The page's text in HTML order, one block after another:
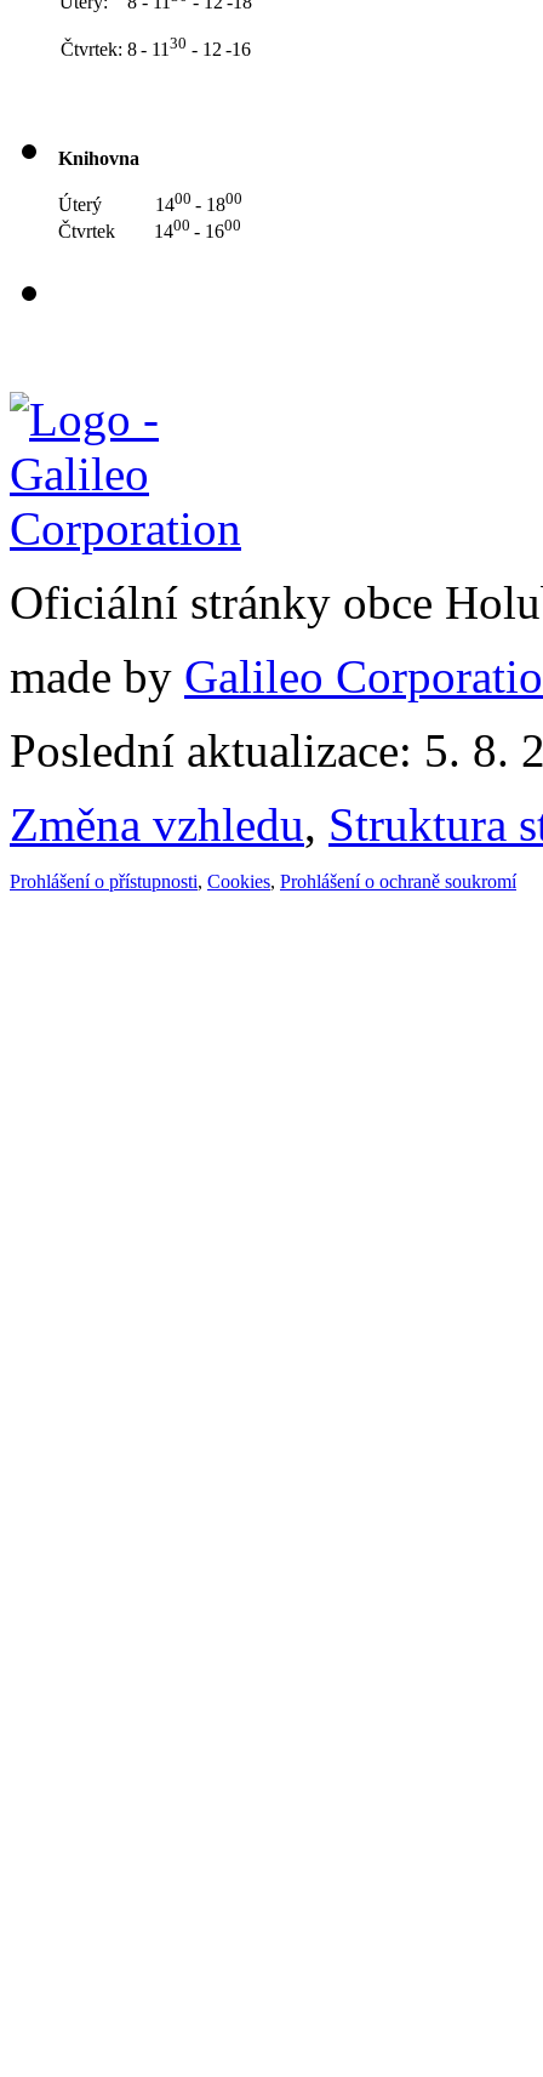
Čtvrtek: 8- 11 30 - 12 -16
Knihovna
Úterý 1400 - 1800
Čtvrtek 1400 - 1600
Oficiální stránky obce
made by Galileo
Poslední aktualizace: 5. 8.
Změna vzhledu, Struktura
Prohlášení o přístupnosti, Cookies, Prohlášení o ochraně soukromí